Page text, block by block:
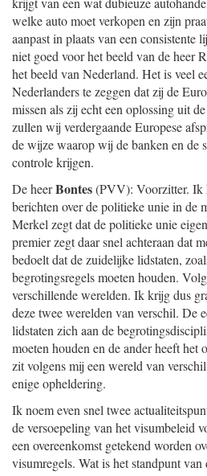
welke auto moet verkopen en zijn
aanpast in plaats van een consistente
niet goed voor het beeld van de heer
het beeld van Nederland. Het is veel
Nederlanders te zeggen dat zij de
missen als zij echt een oplossing uit
zullen wij verdergaande Europese
de wijze waarop wij de banken en de
controle krijgen.
De heerBontes(PVV): Voorzitter. Ik
berichten over de politieke unie in de
Merkel zegt dat de politieke unie
premier zegt daar snel achteraan dat
bedoelt dat de zuidelijke lidstaten,
begrotingsregels moeten houden.
verschillende werelden. Ik krijg dus
deze twee werelden van verschil. De
lidstaten zich aan de
moeten houden en de ander heeft het
zit volgens mij een wereld van
enige opheldering.
Ik noem even snel twee
de versoepeling van het visumbeleid
een overeenkomst getekend worden
visumregels. Wat is het standpunt